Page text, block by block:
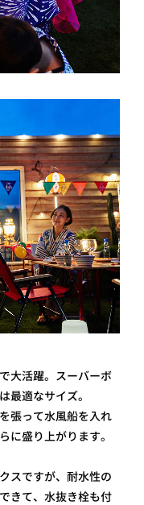
大活躍。スーバーボ
最適なサイズ。
張って水風船を入れ
に盛り上がります。
スですが、耐水性の
きて、水抜き栓も付